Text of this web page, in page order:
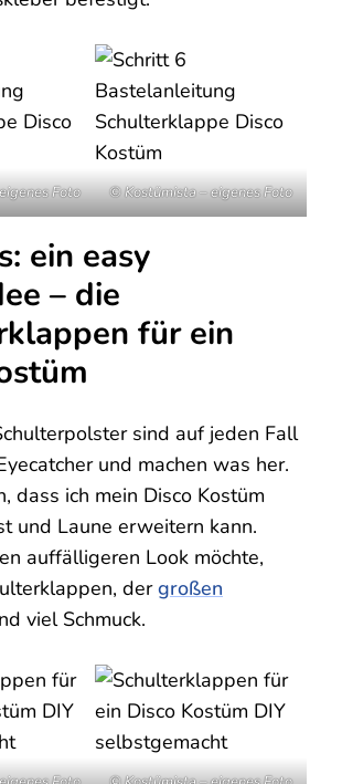
Foto © Kostümista – eigenes Foto
ein easy
– die
für ein
sind auf jeden Fall
und machen was her.
dass ich mein Disco Kostüm
und Laune erweitern kann.
auffälligeren Look möchte,
dergroßen
viel Schmuck.